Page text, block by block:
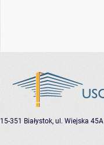
15-351 Białystok, ul. Wiejska 45A